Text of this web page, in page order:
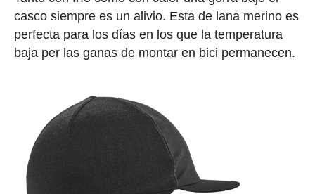
casco siempre es un alivio. Esta de lana merino es
perfecta para los días en los que la temperatura
baja per las ganas de montar en bici permanecen.